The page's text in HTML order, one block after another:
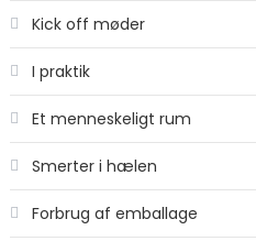
Kick off møder
I praktik
Et menneskeligt rum
Smerter i hælen
Forbrug af emballage